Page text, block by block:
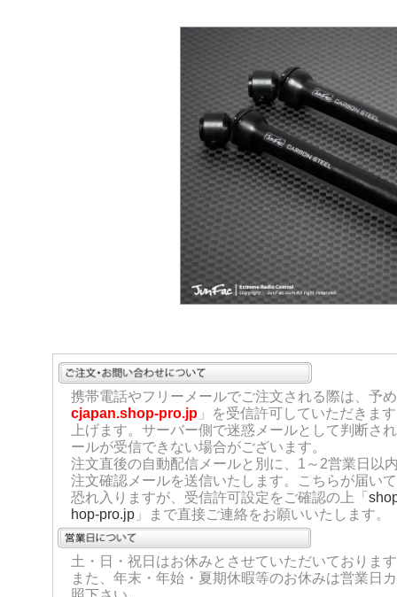
携帯電話やフリーメールでご注文される際は、予
cjapan.shop-pro.jp 」を受信許可していただきま
上げます。サーバー側で迷惑メールとして判断さ
ールが受信できない場合がございます。
注文直後の自動配信メールと別に、1～2営業日以
注文確認メールを送信いたします。こちらが届い
恐れ入りますが、受信許可設定をご確認の上「
hop-pro.jp 」まで直接ご連絡をお願いいたします。
土・日・祝日はお休みとさせていただいておりま
また、年末・年始・夏期休暇等のお休みは営業日